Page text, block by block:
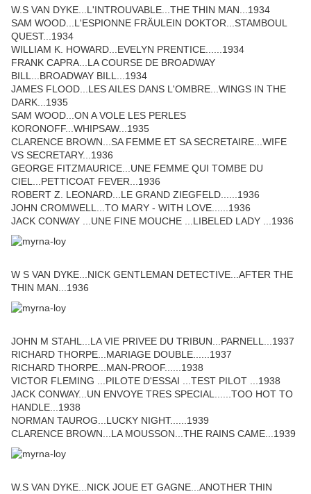
W.S VAN DYKE...L'INTROUVABLE...THE THIN MAN...1934
SAM WOOD...L'ESPIONNE FRÄULEIN DOKTOR...STAMBOUL
QUEST...1934
WILLIAM K. HOWARD...EVELYN PRENTICE......1934
FRANK CAPRA...LA COURSE DE BROADWAY
BILL...BROADWAY BILL...1934
JAMES FLOOD...LES AILES DANS L'OMBRE...WINGS IN THE
DARK...1935
SAM WOOD...ON A VOLE LES PERLES
KORONOFF...WHIPSAW...1935
CLARENCE BROWN...SA FEMME ET SA SECRETAIRE...WIFE
VS SECRETARY...1936
GEORGE FITZMAURICE...UNE FEMME QUI TOMBE DU
CIEL...PETTICOAT FEVER...1936
ROBERT Z. LEONARD...LE GRAND ZIEGFELD......1936
JOHN CROMWELL...TO MARY - WITH LOVE......1936
JACK CONWAY ...UNE FINE MOUCHE ...LIBELED LADY ...1936
W S VAN DYKE...NICK GENTLEMAN DETECTIVE...AFTER THE
THIN MAN...1936
JOHN M STAHL...LA VIE PRIVEE DU TRIBUN...PARNELL...1937
RICHARD THORPE...MARIAGE DOUBLE......1937
RICHARD THORPE...MAN-PROOF......1938
VICTOR FLEMING ...PILOTE D'ESSAI ...TEST PILOT ...1938
JACK CONWAY...UN ENVOYE TRES SPECIAL......TOO HOT TO
HANDLE...1938
NORMAN TAUROG...LUCKY NIGHT......1939
CLARENCE BROWN...LA MOUSSON...THE RAINS CAME...1939
W.S VAN DYKE...NICK JOUE ET GAGNE...ANOTHER THIN